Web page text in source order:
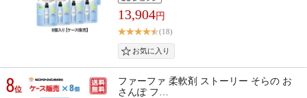
13,904円
(18)
8位
ファーファ 柔軟剤 ストーリー そらの お
さんぽ フ…